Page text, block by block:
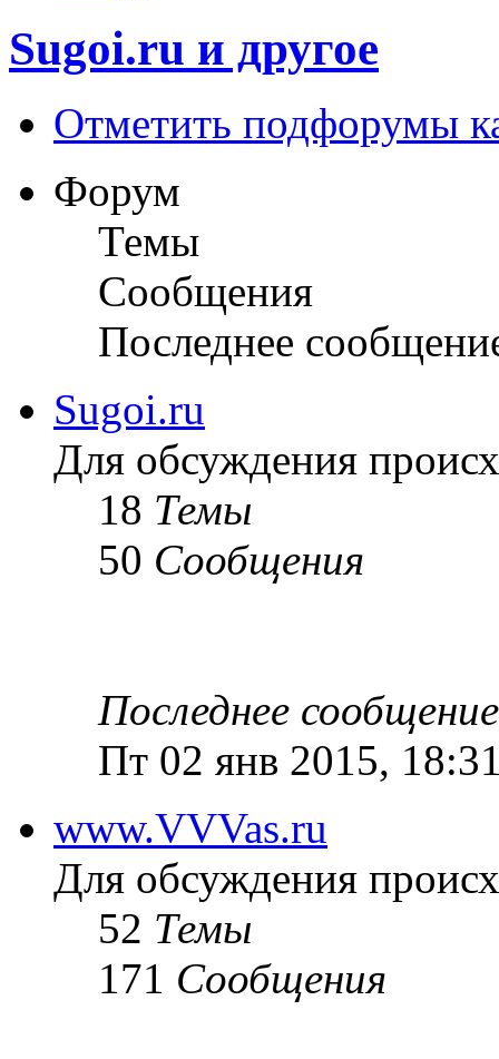
Sugoi.ru и другое
Отметить подфорумы
Форум
Темы
Сообщения
Последнее
Sugoi.ru
Для обсуждения
18 Темы
50 Сообщения
Последнее сообщение
Пт 02 янв 2015,
www.VVVas.ru
Для обсуждения
52 Темы
171 Сообщения